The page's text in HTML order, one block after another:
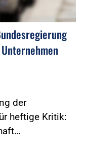
der
heftige Kritik: